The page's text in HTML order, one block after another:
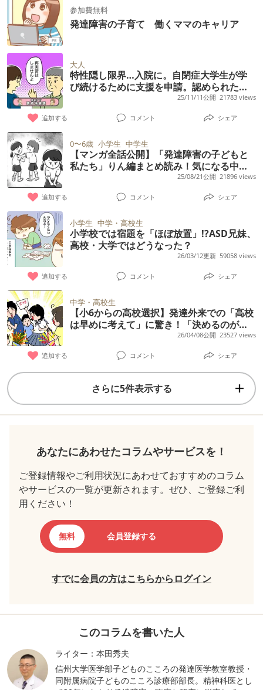
参加費無料
発達障害の子育て 働くママのキャリア
大人
特性隠し限界…入院に。自閉症大学生が学
び続けるために支援を申請。認められた合
理的配慮は【読者体験談】25/11/11公開 21783 views
追加する コメント シェア
0〜6歳 小学生 中学生
【マンガ全話公開】「発達障害の子どもと
私たち」りん編まとめ読み！気になる中学
25/08/21公開 21896 views
追加する コメント シェア
小学生 中学・高校生
小学校では宿題を「ほぼ放置」!?ASD兄妹、
高校・大学ではどうなった？
26/03/12更新 59058 views
追加する コメント シェア
中学・高校生
【小6からの高校選択】発達外来での「高校
は早めに考えて」に驚き！「決めるのが苦
手」な娘の志望校合格への道26/04/08公開 23527 views
追加する コメント シェア
さらに5件表示する
あなたにあわせたコラムやサービスを！
ご登録情報やご利用状況にあわせておすすめのコラム
やサービスの一覧が更新されます。ぜひ、ご登録ご利
用ください！
無料 会員登録する
すでに会員の方はこちらからログイン
このコラムを書いた人
ライター：本田秀夫
信州大学医学部子どものこころの発達医学教室教授・
同附属病院子どものこころ診療部部長。精神科医とし